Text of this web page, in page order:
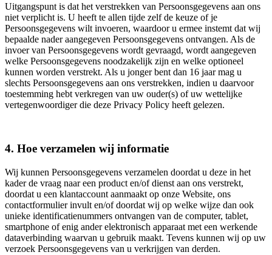
Uitgangspunt is dat het verstrekken van Persoonsgegevens aan ons
niet verplicht is. U heeft te allen tijde zelf de keuze of je
Persoonsgegevens wilt invoeren, waardoor u ermee instemt dat wij
bepaalde nader aangegeven Persoonsgegevens ontvangen. Als de
invoer van Persoonsgegevens wordt gevraagd, wordt aangegeven
welke Persoonsgegevens noodzakelijk zijn en welke optioneel
kunnen worden verstrekt. Als u jonger bent dan 16 jaar mag u
slechts Persoonsgegevens aan ons verstrekken, indien u daarvoor
toestemming hebt verkregen van uw ouder(s) of uw wettelijke
vertegenwoordiger die deze Privacy Policy heeft gelezen.
4. Hoe verzamelen wij informatie
Wij kunnen Persoonsgegevens verzamelen doordat u deze in het
kader de vraag naar een product en/of dienst aan ons verstrekt,
doordat u een klantaccount aanmaakt op onze Website, ons
contactformulier invult en/of doordat wij op welke wijze dan ook
unieke identificatienummers ontvangen van de computer, tablet,
smartphone of enig ander elektronisch apparaat met een werkende
dataverbinding waarvan u gebruik maakt. Tevens kunnen wij op uw
verzoek Persoonsgegevens van u verkrijgen van derden.